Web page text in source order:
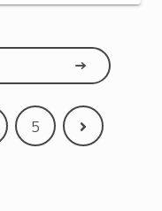
5
次